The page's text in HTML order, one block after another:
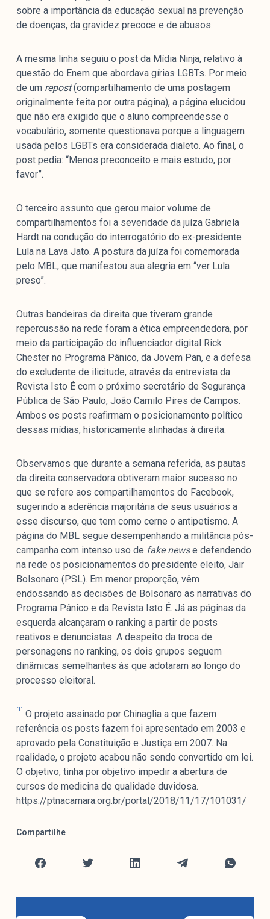
sobre a importância da educação sexual na prevenção
de doenças, da gravidez precoce e de abusos.
A mesma linha seguiu o post da Mídia Ninja, relativo à
questão do Enem que abordava gírias LGBTs. Por meio
de um repost(compartilhamento de uma postagem
originalmente feita por outra página), a página elucidou
que não era exigido que o aluno compreendesse o
vocabulário, somente questionava porque a linguagem
usada pelos LGBTs era considerada dialeto. Ao final, o
post pedia: “Menos preconceito e mais estudo, por
favor”.
O terceiro assunto que gerou maior volume de
compartilhamentos foi a severidade da juíza Gabriela
Hardt na condução do interrogatório do ex-presidente
Lula na Lava Jato. A postura da juíza foi comemorada
pelo MBL, que manifestou sua alegria em “ver Lula
preso”.
Outras bandeiras da direita que tiveram grande
repercussão na rede foram a ética empreendedora, por
meio da participação do influenciador digital Rick
Chester no Programa Pânico, da Jovem Pan, e a defesa
do excludente de ilicitude, através da entrevista da
Revista Isto É com o próximo secretário de Segurança
Pública de São Paulo, João Camilo Pires de Campos.
Ambos os posts reafirmam o posicionamento político
dessas mídias, historicamente alinhadas à direita.
Observamos que durante a semana referida, as pautas
da direita conservadora obtiveram maior sucesso no
que se refere aos compartilhamentos do Facebook,
sugerindo a aderência majoritária de seus usuários a
esse discurso, que tem como cerne o antipetismo. A
página do MBL segue desempenhando a militância pós-
campanha com intenso uso de fake newse defendendo
na rede os posicionamentos do presidente eleito, Jair
Bolsonaro (PSL). Em menor proporção, vêm
endossando as decisões de Bolsonaro as narrativas do
Programa Pânico e da Revista Isto É. Já as páginas da
esquerda alcançaram o ranking a partir de posts
reativos e denuncistas. A despeito da troca de
personagens no ranking, os dois grupos seguem
dinâmicas semelhantes às que adotaram ao longo do
processo eleitoral.
[1] O projeto assinado por Chinaglia a que fazem
referência os posts fazem foi apresentado em 2003 e
aprovado pela Constituição e Justiça em 2007. Na
realidade, o projeto acabou não sendo convertido em lei.
O objetivo, tinha por objetivo impedir a abertura de
cursos de medicina de qualidade duvidosa.
https://ptnacamara.org.br/portal/2018/11/17/101031/
Compartilhe